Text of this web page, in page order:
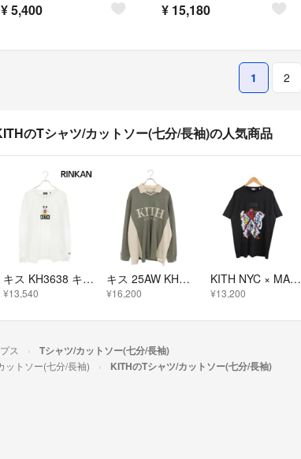
¥5,400 ¥ 15,180
1 2
のTシャツ/カットソー(七分/長袖)の人気商品
キス KH3638 キャラクターボックスロゴプリント長袖カットソー メンズ L
¥13,540
キス 25AW KHM033828 Pique Long-Sleeve Tap Polo ロゴポロ長袖カットソー メンズ XXL
¥16,200
KITH NYC × MARVEL X-MEN JUGGERNAUT VINTAGE TEE BLACK サイズＭ KHM031441
¥13,200
ス Tシャツ/カットソー(七分/長袖)
ットソー(七分/長袖) KITHのTシャツ/カットソー(七分/長袖)